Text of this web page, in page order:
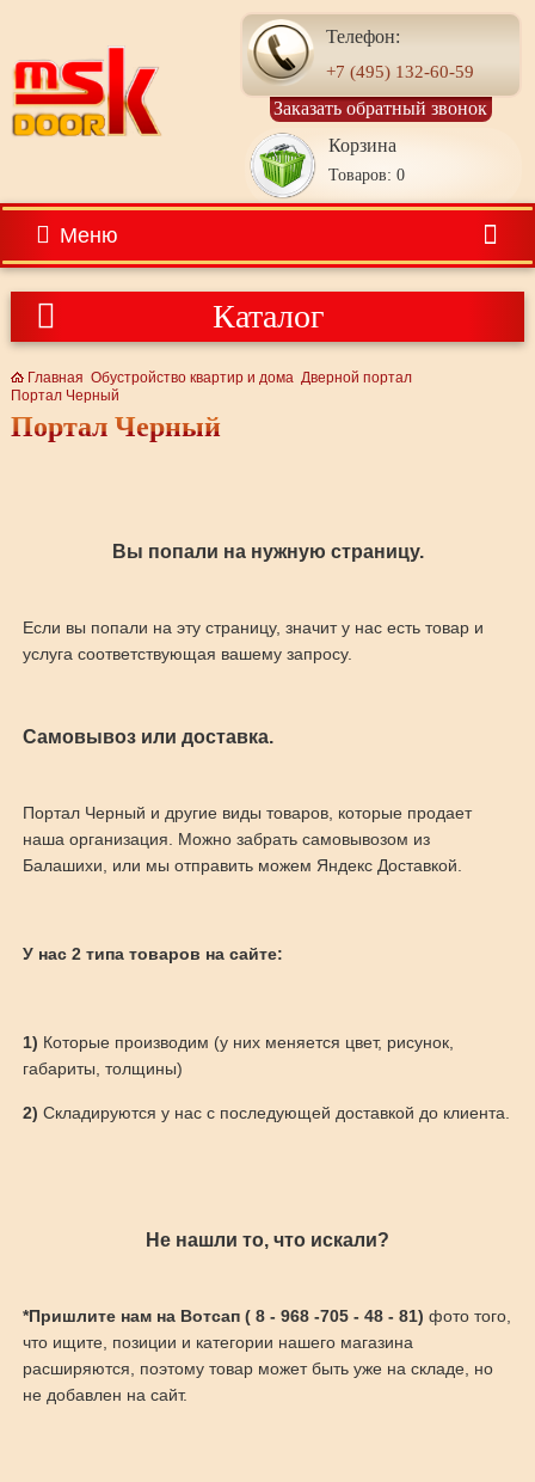
Телефон:
+7 (495) 132-60-59
Заказать обратный звонок
Корзина
Товаров: 0
Меню
Каталог
Главная Обустройство квартир и дома Дверной портал
Портал Черный
Портал Черный
Вы попали на нужную страницу.
Если вы попали на эту страницу, значит у нас есть товар и
услуга соответствующая вашему запросу.
Самовывоз или доставка.
Портал Черный и другие виды товаров, которые продает
наша организация. Можно забрать самовывозом из
Балашихи, или мы отправить можем Яндекс Доставкой.
У нас 2 типа товаров на сайте:
1) Которые производим (у них меняется цвет, рисунок,
габариты, толщины)
2) Складируются у нас с последующей доставкой до клиента.
Не нашли то, что искали?
*Пришлите нам на Вотсап ( 8 - 968 -705 - 48 - 81) фото того,
что ищите, позиции и категории нашего магазина
расширяются, поэтому товар может быть уже на складе, но
не добавлен на сайт.